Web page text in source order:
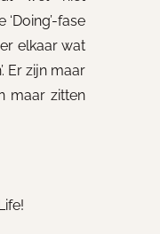
fase
elkaar wat
Er zijn maar
maar zitten